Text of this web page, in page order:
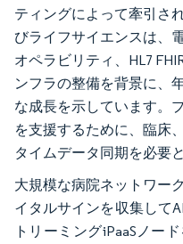
ティングによって牽引さ
びライフサイエンスは、
オペラビリティ、HL7
ンフラの整備を背景に、
な成長を示しています。
を支援するために、臨床
タイムデータ同期を必要
大規模な病院ネットワー
イタルサインを収集して
トリーミングiPaaSノー